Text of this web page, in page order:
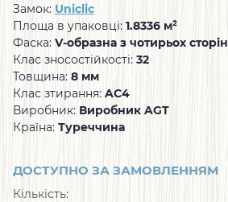
Замок: Uniclic
Площа в упаковці: 1.8336 м²
Фаска: V-образна з чотирьох сторін
Клас зносостійкості: 32
Товщина: 8 мм
Клас зтирання: AC4
Виробник: Виробник AGT
Країна: Туреччина
ДОСТУПНО ЗА ЗАМОВЛЕННЯМ
Кількість: